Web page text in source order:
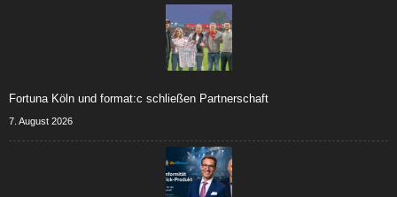
Fortuna Köln und format:c schließen Partnerschaft
7. August 2026